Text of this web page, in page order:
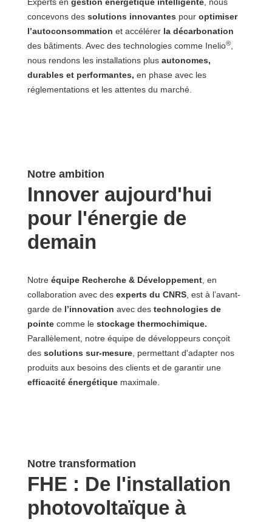
concevons des solutions innovantes pour optimiser
l’autoconsommation et accélérer la décarbonation
des bâtiments. Avec des technologies comme Inelio®
nous rendons les installations plus autonomes,
durables et performantes, en phase avec les
réglementations et les attentes du marché.
Notre ambition
Innover aujourd'hui
pour l'énergie de
demain
Notre équipe Recherche & Développement , en
collaboration avec des experts du CNRS , est à l’avant-
garde de l’innovation avec des technologies de
pointe comme le stockage thermochimique.
Parallèlement, notre équipe de développeurs conçoit
des solutions sur-mesure , permettant d'adapter nos
produits aux besoins des clients et de garantir une
efficacité énergétique maximale.
Notre transformation
FHE : De l'installation
photovoltaïque à